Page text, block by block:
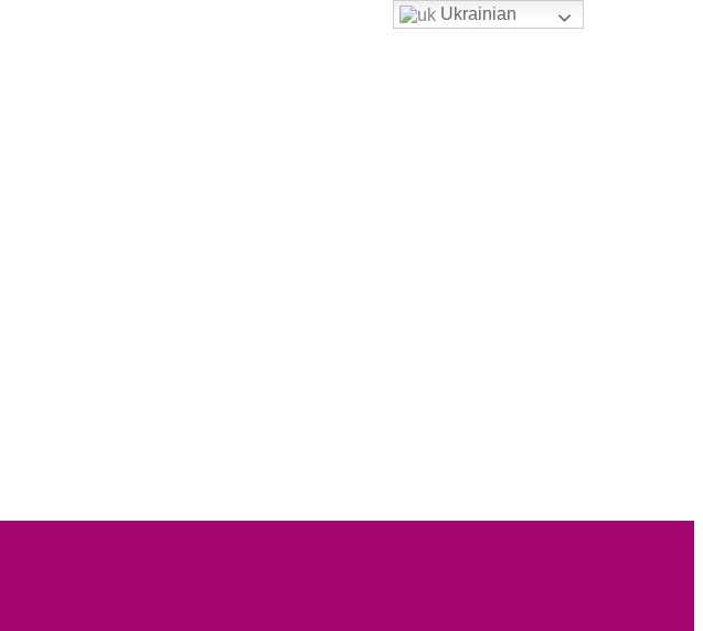
Ukrainian